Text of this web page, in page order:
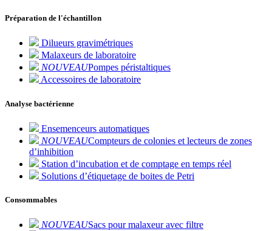
Préparation de l'échantillon
Dilueurs gravimétriques
Malaxeurs de laboratoire
NOUVEAUPompes péristaltiques
Accessoires de laboratoire
Analyse bactérienne
Ensemenceurs automatiques
NOUVEAUCompteurs de colonies et lecteurs de zones
d’inhibition
Station d’incubation et de comptage en temps réel
Solutions d’étiquetage de boites de Petri
Consommables
NOUVEAUSacs pour malaxeur avec filtre